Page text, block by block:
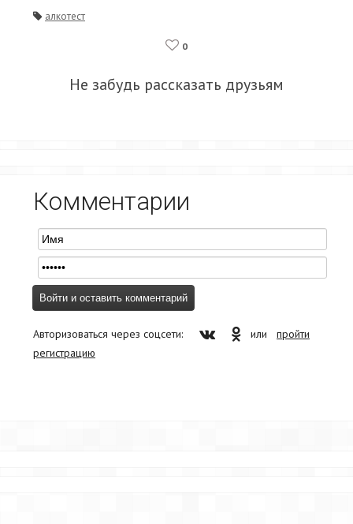
алкотест
0
Не забудь рассказать друзьям
Комментарии
Авторизоваться через соцсети: или пройти
регистрацию